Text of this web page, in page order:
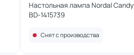
Настольная лампа Nordal Candy
BD-1415739
Снят с производства